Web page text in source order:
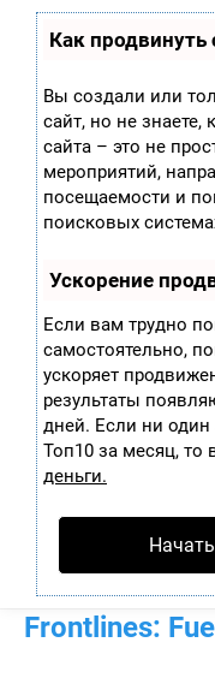
Как продвинуть
Вы создали или
сайт, но не знаете,
сайта – это не
мероприятий,
посещаемости и
поисковых
Ускорение
Если вам трудно
самостоятельно,
ускоряет
результаты
дней. Если ни один
Топ10 за месяц, то
деньги.
играх
Frontlines: